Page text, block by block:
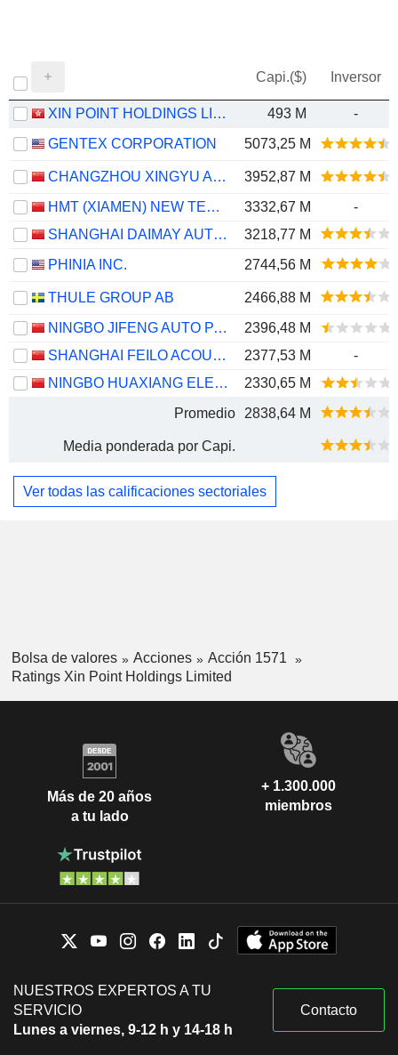
Capi.($) Inversor
XIN POINT HOLDINGS LIMITED 493 M
-
GENTEX CORPORATION
5073,25 M
CHANGZHOU XINGYU AUTOMOTIVE LIGHTING SYSTEMS CO., LTD.
3952,87 M
HMT (XIAMEN) NEW TECHNICAL MATERIALS CO., LTD
3332,67 M
-
SHANGHAI DAIMAY AUTOMOTIVE INTERIOR CO., LTD
3218,77 M
PHINIA INC.
2744,56 M
THULE GROUP AB
2466,88 M
NINGBO JIFENG AUTO PARTS CO., LTD.
2396,48 M
SHANGHAI FEILO ACOUSTICS CO.,LTD
2377,53 M
-
NINGBO HUAXIANG ELECTRONIC CO., LTD.
2330,65 M
Promedio
2838,64 M
Media ponderada por Capi.
Ver todas las calificaciones sectoriales
Bolsa de valores Acciones
Acción 1571
Ratings Xin Point Holdings Limited
Más de 20 años
a tu lado
+ 1.300.000
miembros
NUESTROS EXPERTOS A TU
SERVICIO
Lunes a viernes, 9-12 h y 14-18 h
Contacto